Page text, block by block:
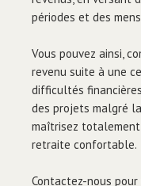
périodes et des
Vous pouvez ainsi,
revenu suite à une
difficultés
des projets malgré
maîtrisez
retraite confortable.
Contactez-nous pour